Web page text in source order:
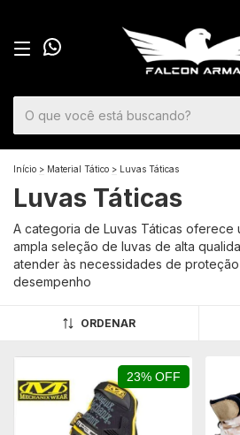
Início > Material Tático > Luvas Táticas
Luvas Táticas
A categoria de Luvas Táticas oferece
ampla seleção de luvas de alta
atender às necessidades de
desempenho
ORDENAR
23% OFF